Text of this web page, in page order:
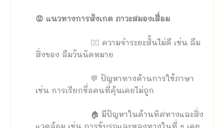
😡 แนวทางการสังเกต ภาวะสมองเสื่อม
🤦‍♀️ ความจำระยะสั้นไม่ดี เช่น ลืม
สิ่งของ ลืมวันนัดหมาย
💬 ปัญหาทางด้านการใช้ภาษา
เช่น การเรียกชื่อคนที่คุ้นเคยไม่ถูก
🏠 มีปัญหาในด้านทิศทางและสิ่ง